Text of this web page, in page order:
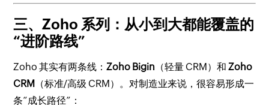
三、Zoho 系列：从小到大都能覆盖的
“进阶路线”
Zoho 其实有两条线：Zoho Bigin （轻量 CRM）和Zoho
CRM
（标准/高级 CRM）。对制造业来说，很容易形成一
条“成长路径”：